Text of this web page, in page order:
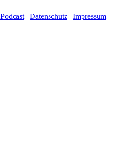
Podcast | Datenschutz | Impressum |